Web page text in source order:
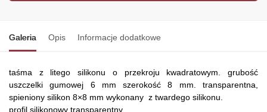
Galeria Opis Informacje dodatkowe
taśma z litego silikonu o przekroju kwadratowym. grubość
uszczelki gumowej 6 mm szerokość 8 mm. transparentna,
spieniony silikon 8×8 mm wykonany z twardego silikonu.
profil silikonowy transparentny